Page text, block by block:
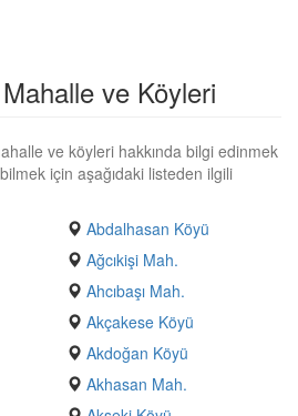
ve Köyleri
ve köyleri hakkında bilgi edinmek
için aşağıdaki listeden ilgili
Abdalhasan Köyü
Ağcıkişi Mah.
Ahcıbaşı Mah.
Akçakese Köyü
Akdoğan Köyü
Akhasan Mah.